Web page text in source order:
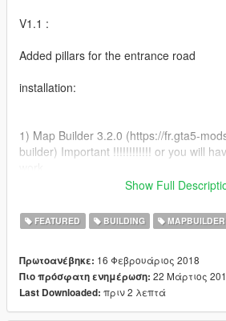
V1.1 :
Added pillars for the entrance road
installation:
1) Map Builder 3.2.0 (https://fr.gta5-
builder) Important !!!!!!!!!!!! or you will
CustomMaps DLC : https://www.gta5-
mods.com/tools/mapeditor-2-ymap-
3) All you need to do after that, is drop
inside custom_maps.rpf of the following
Show Full
FEATURED BUILDING MAPBUILDER
Πρωτοανέβηκε: 16 Φεβρουάριος 2018
Πιο πρόσφατη ενημέρωση: 22 Μάρτιος
Last Downloaded: πριν 2 λεπτά